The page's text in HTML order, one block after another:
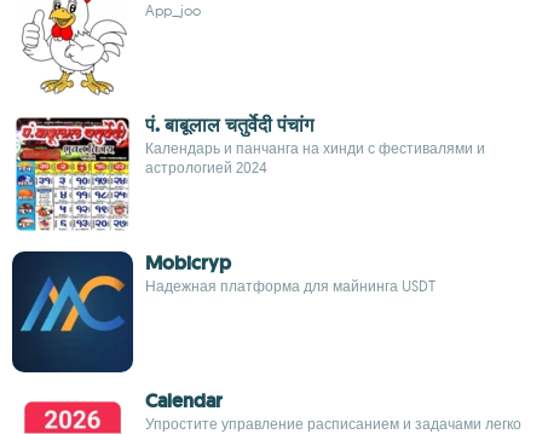
App_joo
पं. बाबूलाल चतुर्वेदी पंचांग
Календарь и панчанга на хинди с фестивалями и
астрологией 2024
Mobicryp
Надежная платформа для майнинга USDT
Calendar
Упростите управление расписанием и задачами легко